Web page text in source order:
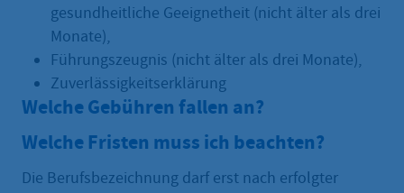
gesundheitliche Geeignetheit (nicht älter als drei
Monate),
Führungszeugnis (nicht älter als drei Monate),
Zuverlässigkeitserklärung
Welche Gebühren fallen an?
Welche Fristen muss ich beachten?
Die Berufsbezeichnung darf erst nach erfolgter